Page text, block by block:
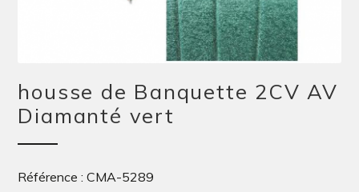
housse de Banquette 2CV AV
Diamanté vert
Référence : CMA-5289